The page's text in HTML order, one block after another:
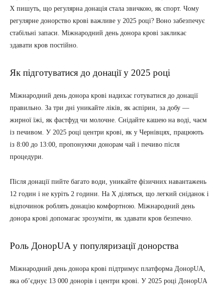
X пишуть, що регулярна донація стала звичкою, як спорт. Чому
регулярне донорство крові важливе у 2025 році? Воно забезпечує
стабільні запаси. Міжнародний день донора крові закликає
здавати кров постійно.
Як підготуватися до донації у 2025 році
Міжнародний день донора крові надихає готуватися до донації
правильно. За три дні уникайте ліків, як аспірин, за добу —
жирної їжі, як фастфуд чи молочне. Снідайте кашею на воді, чаєм
із печивом. У 2025 році центри крові, як у Чернівцях, працюють
із 8:00 до 13:00, пропонуючи донорам чай і печиво після
процедури.
Після донації пийте багато води, уникайте фізичних навантажень
12 годин і не куріть 2 години. На X діляться, що легкий сніданок і
відпочинок роблять донацію комфортною. Міжнародний день
донора крові допомагає зрозуміти, як здавати кров безпечно.
Роль ДонорUA у популяризації донорства
Міжнародний день донора крові підтримує платформа ДонорUA,
яка об’єднує 13 000 донорів і центри крові. У 2025 році ДонорUA